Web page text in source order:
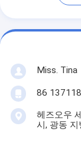
Miss. Tina
86
헤즈오우
시, 광동